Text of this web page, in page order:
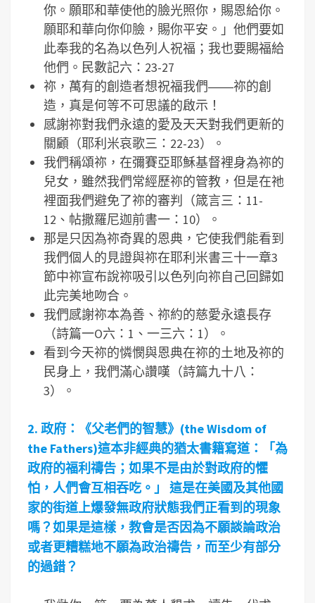
你。願耶和華使他的臉光照你，賜恩給你。
願耶和華向你仰臉，賜你平安。」他們要如
此奉我的名為以色列人祝福；我也要賜福給
他們。民數記六：23-27
祢，萬有的創造者想祝福我們――祢的創
造，真是何等不可思議的啟示！
感謝祢對我們永遠的愛及天天對我們更新的
關顧（耶利米哀歌三：22-23）。
我們稱頌祢，在彌賽亞耶穌基督裡身為祢的
兒女，雖然我們常經歷祢的管教，但是在祂
裡面我們避免了祢的審判（箴言三：11-
12、帖撒羅尼迦前書一：10）。
那是只因為祢奇異的恩典，它使我們能看到
我們個人的見證與祢在耶利米書三十一章3
節中祢宣布說祢吸引以色列向祢自己回歸如
此完美地吻合。
我們感謝祢本為善、祢約的慈愛永遠長存
（詩篇一O六：1、一三六：1）。
看到今天祢的憐憫與恩典在祢的土地及祢的
民身上，我們滿心讚嘆（詩篇九十八：
3）。
2. 政府：《父老們的智慧》(the Wisdom of
the Fathers)這本非經典的猶太書籍寫道：「為
政府的福利禱告；如果不是由於對政府的懼
怕，人們會互相吞吃。」 這是在美國及其他國
家的街道上爆發無政府狀態我們正看到的現象
嗎？如果是這樣，教會是否因為不願談論政治
或者更糟糕地不願為政治禱告，而至少有部分
的過錯？